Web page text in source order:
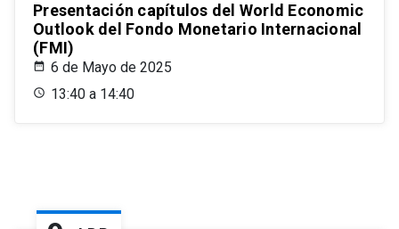
Presentación capítulos del World Economic
Outlook del Fondo Monetario Internacional
(FMI)
6 de Mayo de 2025
13:40 a 14:40